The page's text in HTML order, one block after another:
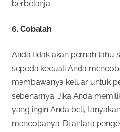
berbelanja.
6. Cobalah
Anda tidak akan pernah tahu
sepeda kecuali Anda
membawanya keluar untuk
sebenarnya. Jika Anda
yang ingin Anda beli,
mencobanya. Di antara